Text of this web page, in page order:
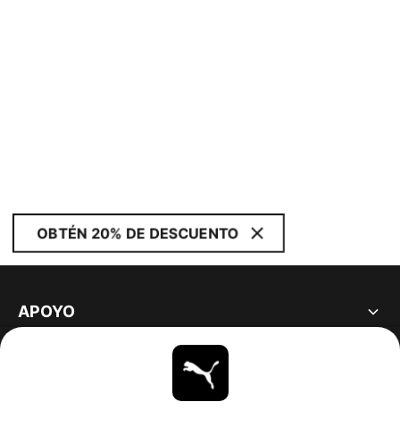
OBTÉN 20% DE DESCUENTO
APOYO